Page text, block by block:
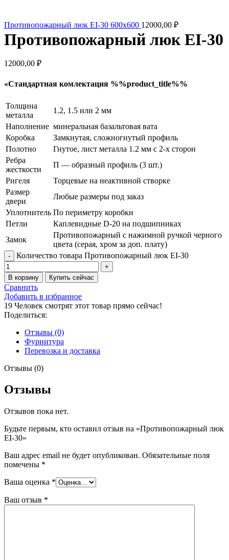
Противопожарный люк EI-30 600x600 12000,00 ₽
Противопожарный люк EI-30
12000,00 ₽
«Стандартная комлектация %%product_title%%
Толщина
металла
1.2, 1.5 или 2 мм
Наполнение минеральная базальтовая вата
Коробка
Замкнутая, сложногнутый профиль
Полотно
Гнутое, лист металла 1.2 мм с 2-х сторон
Ребра
жесткости
П — образный профиль (3 шт.)
Ригеля
Торцевые на неактивной створке
Размер
двери
Любые размеры под заказ
Уплотнитель По периметру коробки
Петли
Каплевидные D-20 на подшипниках
Замок
Противопожарный с нажимной ручкой черного
цвета (серая, хром за доп. плату)
Количество товара Противопожарный люк EI-30
В корзину Купить сейчас
Сравнить
Добавить в избранное
19 Человек смотрят этот товар прямо сейчас!
Поделиться:
Отзывы (0)
Фурнитура
Перевозка и доставка
Отзывы (0)
Отзывы
Отзывов пока нет.
Будьте первым, кто оставил отзыв на «Противопожарный люк
EI-30»
Ваш адрес email не будет опубликован. Обязательные поля
помечены *
Ваша оценка *
Ваш отзыв *